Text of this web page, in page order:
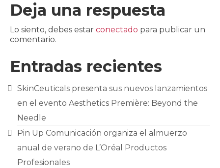
Deja una respuesta
Lo siento, debes estar conectado para publicar un
comentario.
Entradas recientes
SkinCeuticals presenta sus nuevos lanzamientos
en el evento Aesthetics Première: Beyond the
Needle
Pin Up Comunicación organiza el almuerzo
anual de verano de L’Oréal Productos
Profesionales